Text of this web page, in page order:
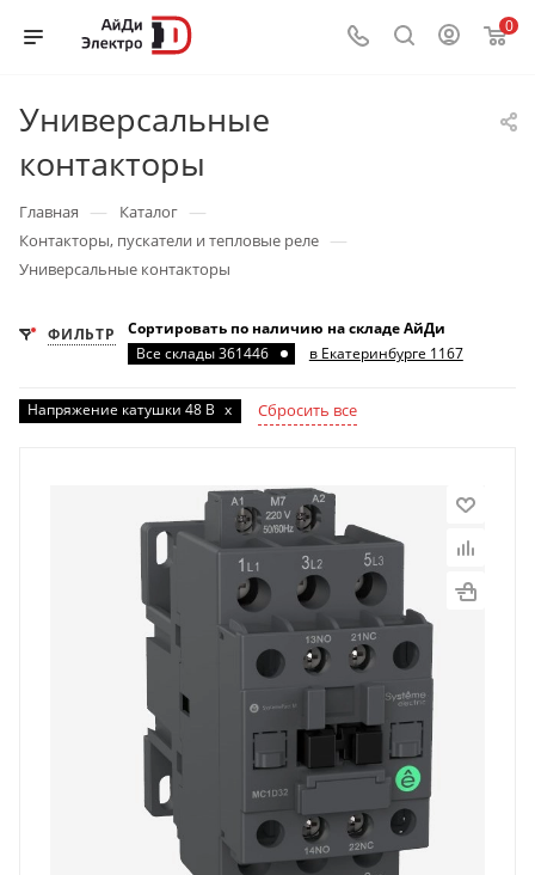
0
Универсальные
контакторы
Главная — Каталог —
Контакторы, пускатели и тепловые реле —
Универсальные контакторы
ФИЛЬТР
Сортировать по наличию на складе АйДи
Все склады 361446
в Екатеринбурге 1167
Напряжение катушки 48 В x Сбросить все